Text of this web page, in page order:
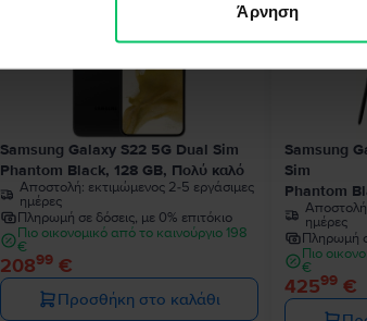
Άρνηση
Samsung Galaxy S22 5G Dual Sim
Phantom Black, 128 GB, Πολύ καλό
Αποστολή: εκτιμώμενος 2-5 εργάσιμες
ημέρες
Πληρωμή σε δόσεις, με 0% επιτόκιο
Πιο οικονομικό από το καινούργιο 198
€
20899€
Προσθήκη στο καλάθι
Samsung
Sim
Phantom
ημέρες
Πληρωμή
Πιο
€
42599 €